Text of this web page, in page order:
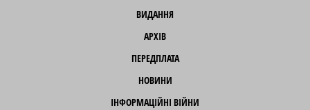
ВИДАННЯ
АРХІВ
ПЕРЕДПЛАТА
НОВИНИ
ІНФОРМАЦІЙНІ ВІЙНИ